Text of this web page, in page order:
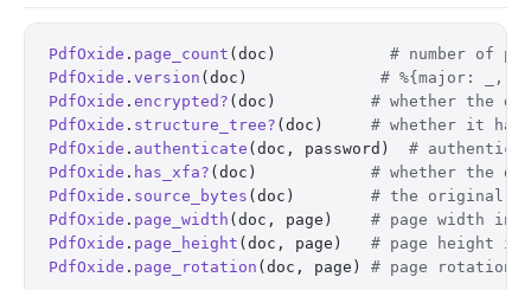
PdfOxide . page_count (doc) # number of
PdfOxide . version (doc) # %{major: _,
PdfOxide . encrypted? (doc) # whether the
PdfOxide . structure_tree? (doc) # whether it
PdfOxide . authenticate (doc, password) #
PdfOxide . has_xfa? (doc) # whether the
PdfOxide . source_bytes (doc) # the original
PdfOxide . page_width (doc, page) # page width in
PdfOxide . page_height (doc, page) # page height in
PdfOxide . page_rotation (doc, page) # page rotation